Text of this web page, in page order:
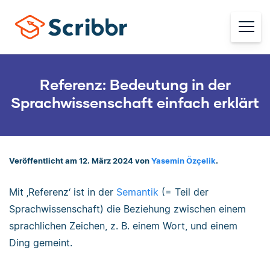
Referenz: Bedeutung in der
Sprachwissenschaft einfach erklärt
Veröffentlicht am 12. März 2024 von Yasemin Özçelik.
Mit ‚Referenz‘ ist in der Semantik (= Teil der
Sprachwissenschaft) die Beziehung zwischen einem
sprachlichen Zeichen, z. B. einem Wort, und einem
Ding gemeint.